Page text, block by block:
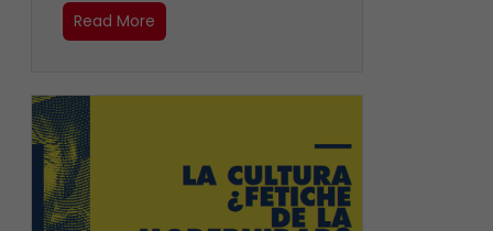
Read More